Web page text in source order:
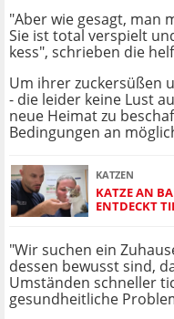
"Aber wie gesagt, man
Sie ist total verspielt
kess", schrieben die
Um ihrer zuckersüßen
- die leider keine Lust
neue Heimat zu
Bedingungen an
KATZEN
KATZE AN
ENTDECKT
"Wir suchen ein
dessen bewusst sind,
Umständen schneller
gesundheitliche